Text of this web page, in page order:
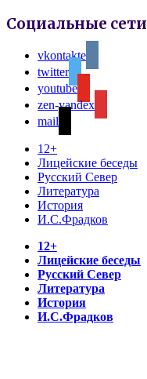
Социальные сети
vkontakte
twitter
youtube
zen-yandex
mail
12+
Лицейские беседы
Русский Север
Литература
История
И.С.Фрадков
12+
Лицейские беседы
Русский Север
Литература
История
И.С.Фрадков